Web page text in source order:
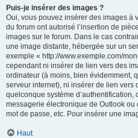
Puis-je insérer des images ?
Oui, vous pouvez insérer des images à
du forum ont autorisé l’insertion de
images sur le forum. Dans le cas
une image distante, hébergée sur un
exemple « http://www.exemple.com/
cependant ni insérer de lien vers des
ordinateur (à moins, bien évidemment,
serveur internet), ni insérer de lien vers
quelconque système
messagerie électronique de Outlook ou
mot de passe, etc. Pour insérer une
Haut